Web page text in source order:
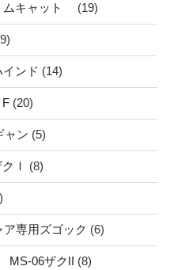
キャット (19)
ンド (14)
(20)
ン (5)
Ⅰ (8)
専用ズゴック (6)
06ザクII (8)